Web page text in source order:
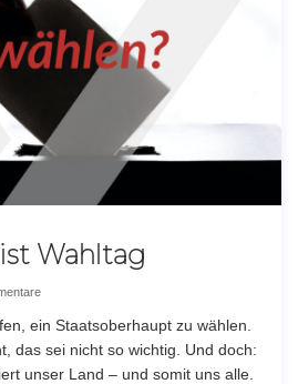
Wahltag
ein Staatsoberhaupt zu wählen.
das sei nicht so wichtig. Und doch:
unser Land – und somit uns alle.